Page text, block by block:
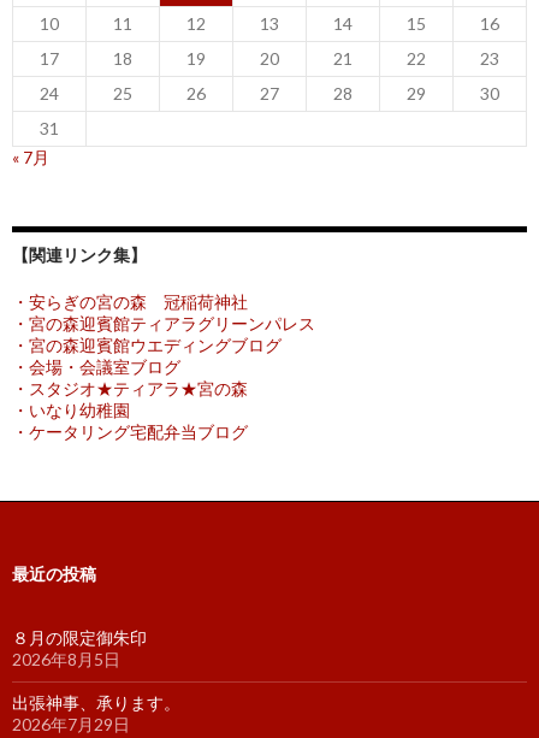
10
11 12 13 14 15
16
17
18 19 20 21 22
23
24
25 26 27 28 29
30
31
« 7月
【関連リンク集】
・安らぎの宮の森 冠稲荷神社
・宮の森迎賓館ティアラグリーンパレス
・宮の森迎賓館ウエディングブログ
・会場・会議室ブログ
・スタジオ★ティアラ★宮の森
・いなり幼稚園
・ケータリング宅配弁当ブログ
最近の投稿
８月の限定御朱印
2026年8月5日
出張神事、承ります。
2026年7月29日